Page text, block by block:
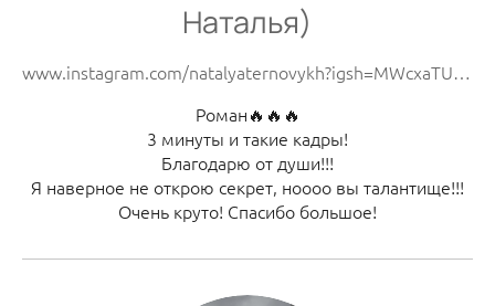
Наталья)
www.instagram.com/natalyaternovykh?igsh=MWcxaTU2YTZtbm9iMA==
Роман🔥🔥🔥
3 минуты и такие кадры!
Благодарю от души!!!
Я наверное не открою секрет, ноооо вы талантище!!!
Очень круто! Спасибо большое!